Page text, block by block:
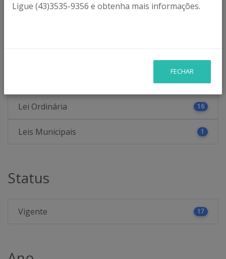
Lei Ordinária 16
Leis Municipais 1
Status
Vigente 17
Ligue (43)3535-9356 e obtenha mais informações.
FECHAR